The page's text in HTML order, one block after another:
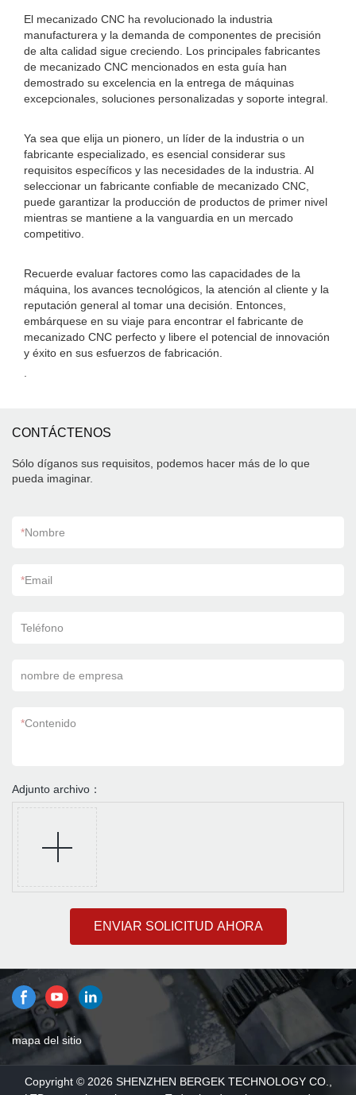
El mecanizado CNC ha revolucionado la industria
manufacturera y la demanda de componentes de precisión
de alta calidad sigue creciendo. Los principales fabricantes
de mecanizado CNC mencionados en esta guía han
demostrado su excelencia en la entrega de máquinas
excepcionales, soluciones personalizadas y soporte integral.
Ya sea que elija un pionero, un líder de la industria o un
fabricante especializado, es esencial considerar sus
requisitos específicos y las necesidades de la industria. Al
seleccionar un fabricante confiable de mecanizado CNC,
puede garantizar la producción de productos de primer nivel
mientras se mantiene a la vanguardia en un mercado
competitivo.
Recuerde evaluar factores como las capacidades de la
máquina, los avances tecnológicos, la atención al cliente y la
reputación general al tomar una decisión. Entonces,
embárquese en su viaje para encontrar el fabricante de
mecanizado CNC perfecto y libere el potencial de innovación
y éxito en sus esfuerzos de fabricación.
CONTÁCTENOS
Sólo díganos sus requisitos, podemos hacer más de lo que
pueda imaginar.
*Nombre
*Email
Teléfono
nombre de empresa
*Contenido
Adjunto archivo：
ENVIAR SOLICITUD AHORA
mapa del sitio
Copyright © 2026 SHENZHEN BERGEK TECHNOLOGY CO.,